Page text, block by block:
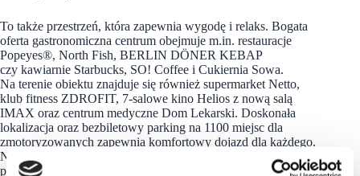
To także przestrzeń, która zapewnia wygodę i relaks. Bogata
oferta gastronomiczna centrum obejmuje m.in. restauracje
Popeyes®, North Fish, BERLIN DÖNER KEBAP
czy kawiarnie Starbucks, SO! Coffee i Cukiernia Sowa.
Na terenie obiektu znajduje się również supermarket Netto,
klub fitness ZDROFIT, 7-salowe kino Helios z nową salą
IMAX oraz centrum medyczne Dom Lekarski. Doskonała
lokalizacja oraz bezbiletowy parking na 1100 miejsc dla
zmotoryzowanych zapewnia komfortowy dojazd dla każdego.
Natomiast mobilna aplikacja z programem lojalnościowym
pozwala na wygodne zakupy z nagrodami – każdy paragon